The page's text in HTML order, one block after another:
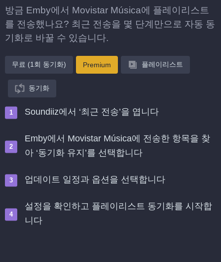
방금 Emby에서 Movistar Música에 플레이리스트
를 전송했나요? 최근 전송을 몇 단계만으로 자동 동
기화로 바꿀 수 있습니다.
무료 (1회 동기화) Premium 플레이리스트
동기화
Soundiiz에서 ‘최근 전송’을 엽니다
Emby에서 Movistar Música에 전송한 항목을 찾
아 ‘동기화 유지’를 선택합니다
업데이트 일정과 옵션을 선택합니다
설정을 확인하고 플레이리스트 동기화를 시작합
니다